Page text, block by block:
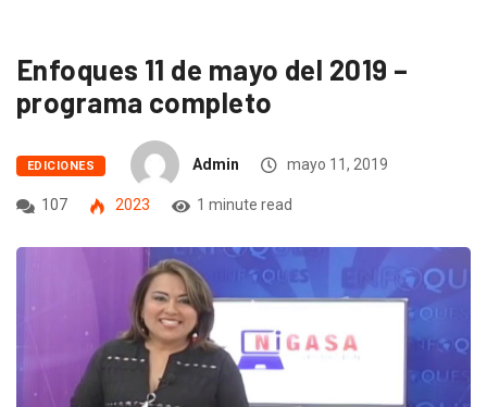
Enfoques 11 de mayo del 2019 –
programa completo
EDICIONES Admin mayo 11, 2019
107 2023 1 minute read